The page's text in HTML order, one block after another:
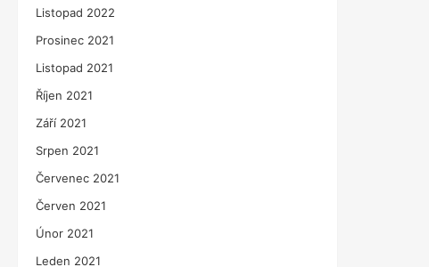
Listopad 2022
Prosinec 2021
Listopad 2021
Říjen 2021
Září 2021
Srpen 2021
Červenec 2021
Červen 2021
Únor 2021
Leden 2021